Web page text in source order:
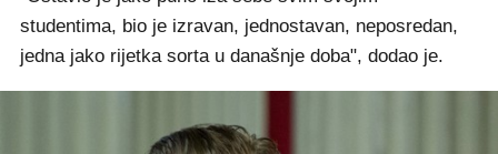
studentima, bio je izravan, jednostavan, neposredan,
jedna jako rijetka sorta u današnje doba", dodao je.